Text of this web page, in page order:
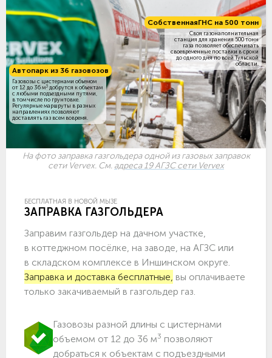
СобственнаяГНС на 500 тонн
Своя газонаполнительная
станция для хранения 500 тонн
газа позволяет обеспечивать
своевременные поставки в сроки
до одного дня по всей Тульской
области.
Автопарк из 36 газовозов
Газовозы с цистернами объемом
от 12 до 36 м3 добрутся к объектам
c любыми подъездными путями,
в том числе по грунтовке.
Регулярные маршруты в разных
направлениях позволяют
доставлять газ всем вовремя.
На фото заправка газгольдера одной из газовых заправок
сети Vervex. См. адреса 19 АГЗС сети Vervex
БЕСПЛАТНАЯ В НОВОЙ МЫЗЕ
ЗАПРАВКА ГАЗГОЛЬДЕРА
Заправим газгольдер на дачном участке,
в коттеджном посёлке, на заводе, на АГЗС или
в складском комплексе в Иншинском округе.
Заправка и доставка бесплатные, вы оплачиваете
только закачиваемый в газгольдер газ.
Газовозы разной длины с цистернами
объемом от 12 до 36 м3 позволяют
добраться к объектам c подъездными